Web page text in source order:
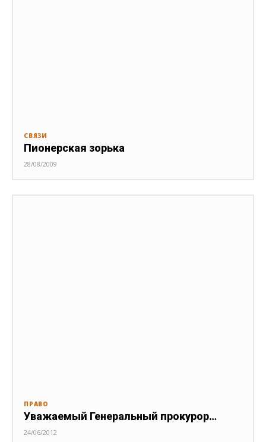
СВЯЗИ
Пионерская зорька
28/08/2009
ПРАВО
Уважаемый Генеральный прокурор…
24/06/2012